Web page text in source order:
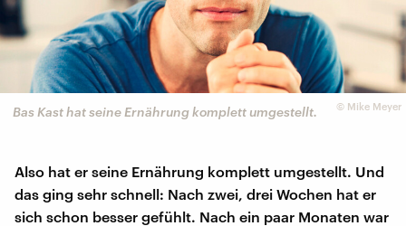
© Mike Meyer
Bas Kast hat seine Ernährung komplett umgestellt.
Also hat er seine Ernährung komplett umgestellt. Und
das ging sehr schnell: Nach zwei, drei Wochen hat er
sich schon besser gefühlt. Nach ein paar Monaten war